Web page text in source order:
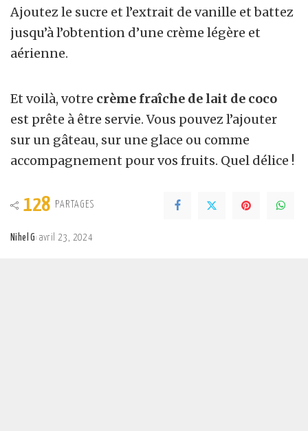
Ajoutez le sucre et l’extrait de vanille et battez
jusqu’à l’obtention d’une crème légère et
aérienne.
Et voilà, votre crème fraîche de lait de coco
est prête à être servie. Vous pouvez l’ajouter
sur un gâteau, sur une glace ou comme
accompagnement pour vos fruits. Quel délice !
128 PARTAGES
Nihel G avril 23, 2024